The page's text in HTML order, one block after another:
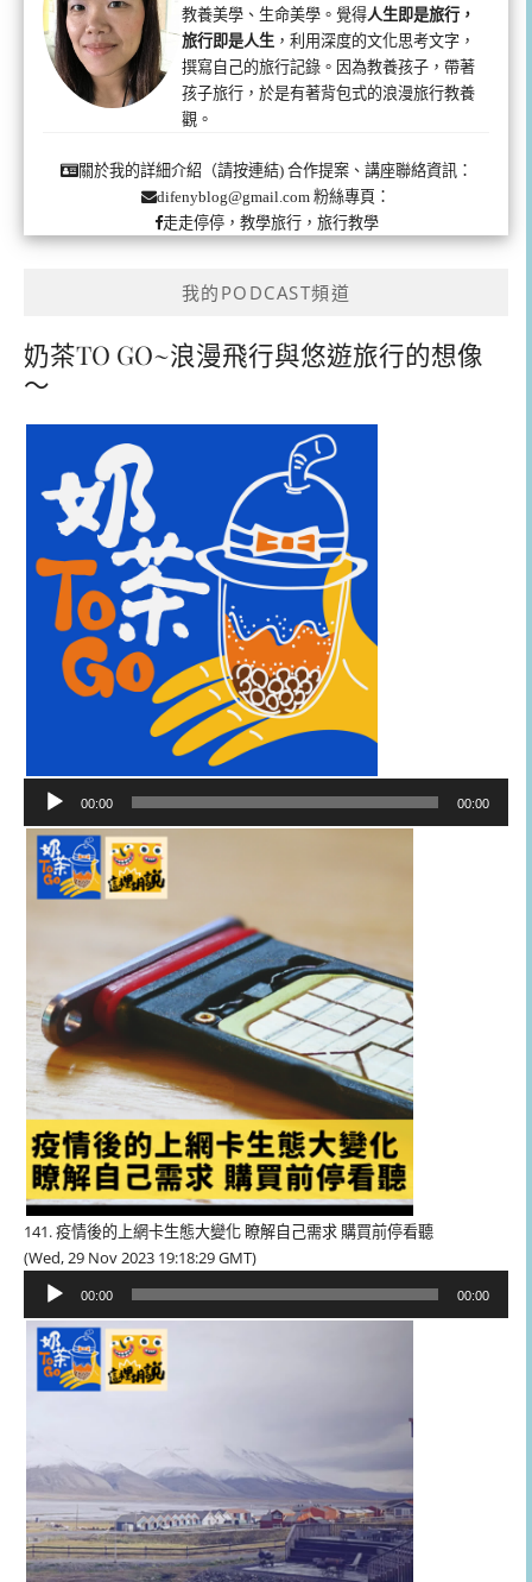
教養美學、生命美學。覺得人生即是旅行，
旅行即是人生 ，利用深度的文化思考文字，
撰寫自己的旅行記錄。因為教養孩子，帶著
孩子旅行，於是有著背包式的浪漫旅行教養
觀。
關於我的詳細介紹（請按連結)合作提案、講座聯絡資訊：
difenyblog@gmail.com 粉絲專頁：
走走停停，教學旅行，旅行教學
我的PODCAST頻道
奶茶TO GO~浪漫飛行與悠遊旅行的想像
～
播
器
00:00 00:00
141. 疫情後的上網卡生態大變化 瞭解自己需求 購買前停看聽
(Wed, 29 Nov 2023 19:18:29 GMT)
播
器
00:00 00:00